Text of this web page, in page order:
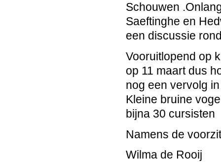
Schouwen
Saeftinghe en
een discussie
Vooruitlopend op
op 11 maart dus
nog een vervolg
Kleine bruine
bijna 30 cursisten
Namens de
Wilma de Rooij